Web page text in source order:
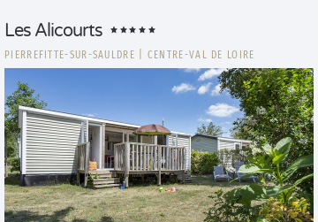
Les Alicourts
PIERREFITTE-SUR-SAULDRE CENTRE-VAL DE LOIRE